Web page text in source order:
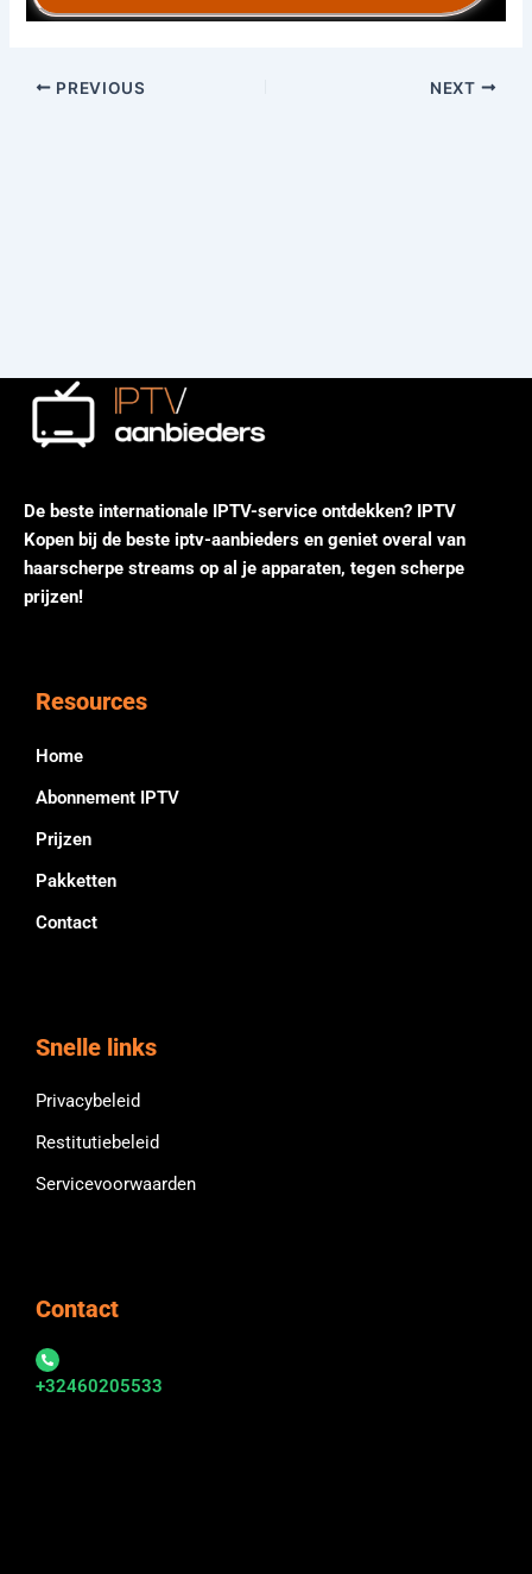
PREVIOUS NEXT
De beste internationale IPTV-service ontdekken? IPTV
Kopen bij de beste iptv-aanbieders en geniet overal van
haarscherpe streams op al je apparaten, tegen scherpe
prijzen!
Resources
Home
Abonnement IPTV
Prijzen
Pakketten
Contact
Snelle links
Privacybeleid
Restitutiebeleid
Servicevoorwaarden
Contact
+32460205533